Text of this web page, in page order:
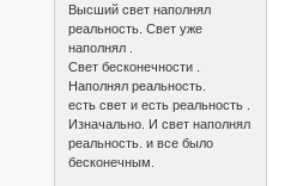
Высший свет наполнял
реальность. Свет уже
наполнял .
Свет бесконечности .
Наполнял реальность.
есть свет и есть реальность .
Изначально. И свет наполнял
реальность. и все было
бесконечным.